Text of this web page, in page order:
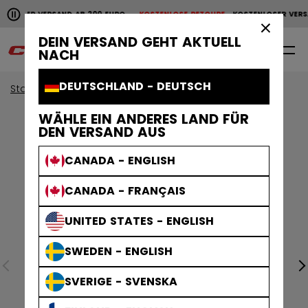
DEIN VERSAND GEHT AKTUELL
NACH
DEUTSCHLAND - DEUTSCH
WÄHLE EIN ANDERES LAND FÜR
DEN VERSAND AUS
CANADA - ENGLISH
CANADA - FRANÇAIS
UNITED STATES - ENGLISH
SWEDEN - ENGLISH
SVERIGE - SVENSKA
Horizontale Bildlaufanimation anhalten.
VERSAND AB 200 EUROKOSTENLOSE RETOURE KOSTENLOSER
KOSTENLOSER VERSAND AB 200 EURO KOSTENLOSE
0
Start Bekleidung Sammlungen